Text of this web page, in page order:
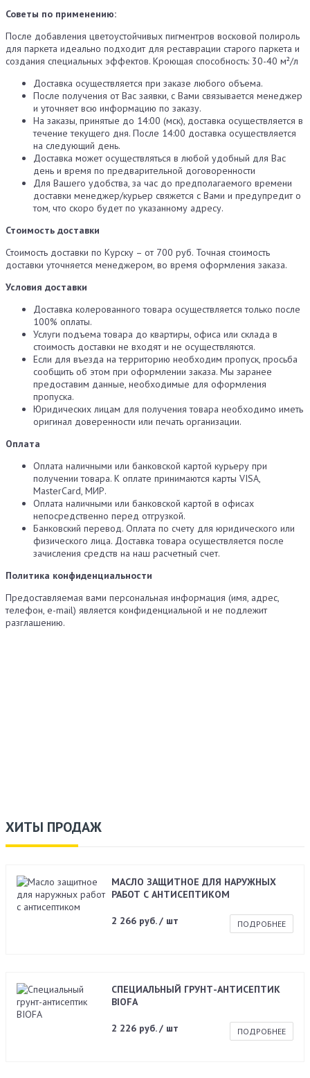
ХИТЫ ПРОДАЖ
МАСЛО ЗАЩИТНОЕ ДЛЯ НАРУЖНЫХ
РАБОТ С АНТИСЕПТИКОМ
2 266 руб. / шт ПОДРОБНЕЕ
СПЕЦИАЛЬНЫЙ ГРУНТ-АНТИСЕПТИК
BIOFA
2 226 руб. / шт ПОДРОБНЕЕ
Советы по применению:
После добавления цветоустойчивых пигментров восковой полироль
для паркета идеально подходит для реставрации старого паркета и
создания специальных эффектов. Кроющая способность: 30-40 м²/л
Доставка осуществляется при заказе любого объема.
После получения от Вас заявки, с Вами связывается менеджер
и уточняет всю информацию по заказу.
На заказы, принятые до 14:00 (мск), доставка осуществляется в
течение текущего дня. После 14:00 доставка осуществляется
на следующий день.
Доставка может осуществляться в любой удобный для Вас
день и время по предварительной договоренности
Для Вашего удобства, за час до предполагаемого времени
доставки менеджер/курьер свяжется с Вами и предупредит о
том, что скоро будет по указанному адресу.
Стоимость доставки
Стоимость доставки по Курску – от 700 руб. Точная стоимость
доставки уточняется менеджером, во время оформления заказа.
Условия доставки
Доставка колерованного товара осуществляется только после
100% оплаты.
Услуги подъема товара до квартиры, офиса или склада в
стоимость доставки не входят и не осуществляются.
Если для въезда на территорию необходим пропуск, просьба
сообщить об этом при оформлении заказа. Мы заранее
предоставим данные, необходимые для оформления
пропуска.
Юридических лицам для получения товара необходимо иметь
оригинал доверенности или печать организации.
Оплата
Оплата наличными или банковской картой курьеру при
получении товара. К оплате принимаются карты VISA,
MasterCard, МИР.
Оплата наличными или банковской картой в офисах
непосредственно перед отгрузкой.
Банковский перевод. Оплата по счету для юридического или
физического лица. Доставка товара осуществляется после
зачисления средств на наш расчетный счет.
Политика конфиденциальности
Предоставляемая вами персональная информация (имя, адрес,
телефон, e-mail) является конфиденциальной и не подлежит
разглашению.